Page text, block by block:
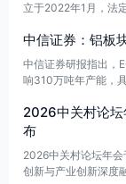
立于2022年1月，法
国邮政储蓄银行股份
中信证券：铝板
中信证券研报指出，
响310万吨年产能，
尽管短期内存在供给
可能推动铝价超预期
2026中关村论坛
布
2026中关村论坛年
创新与产业创新深度